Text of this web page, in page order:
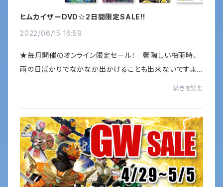
ヒムカイザーDVD☆2日間限定SALE!!
2022/06/15 16:59
★毎月開催のオンライン限定セール！ 鬱陶しい梅雨時、
雨の日ばかりでなかなか出かけることも出来ないですよ
続きを読む